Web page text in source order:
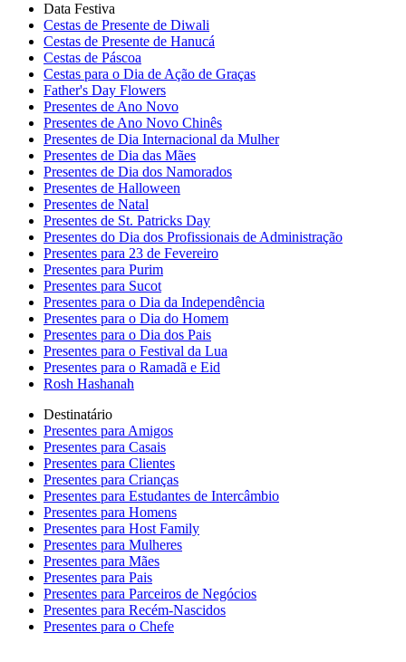
Data Festiva
Cestas de Presente de Diwali
Cestas de Presente de Hanucá
Cestas de Páscoa
Cestas para o Dia de Ação de Graças
Father's Day Flowers
Presentes de Ano Novo
Presentes de Ano Novo Chinês
Presentes de Dia Internacional da Mulher
Presentes de Dia das Mães
Presentes de Dia dos Namorados
Presentes de Halloween
Presentes de Natal
Presentes de St. Patricks Day
Presentes do Dia dos Profissionais de Administração
Presentes para 23 de Fevereiro
Presentes para Purim
Presentes para Sucot
Presentes para o Dia da Independência
Presentes para o Dia do Homem
Presentes para o Dia dos Pais
Presentes para o Festival da Lua
Presentes para o Ramadã e Eid
Rosh Hashanah
Destinatário
Presentes para Amigos
Presentes para Casais
Presentes para Clientes
Presentes para Crianças
Presentes para Estudantes de Intercâmbio
Presentes para Homens
Presentes para Host Family
Presentes para Mulheres
Presentes para Mães
Presentes para Pais
Presentes para Parceiros de Negócios
Presentes para Recém-Nascidos
Presentes para o Chefe